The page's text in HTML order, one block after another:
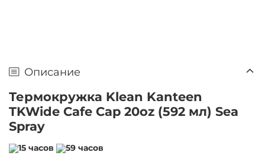
Описание
Термокружка Klean Kanteen
TKWide Cafe Cap 20oz (592 мл) Sea
Spray
15 часов
59 часов